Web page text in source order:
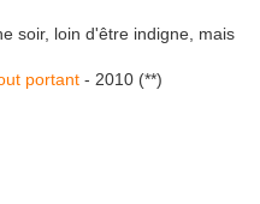
soir, loin d'être indigne, mais
portant - 2010 (**)